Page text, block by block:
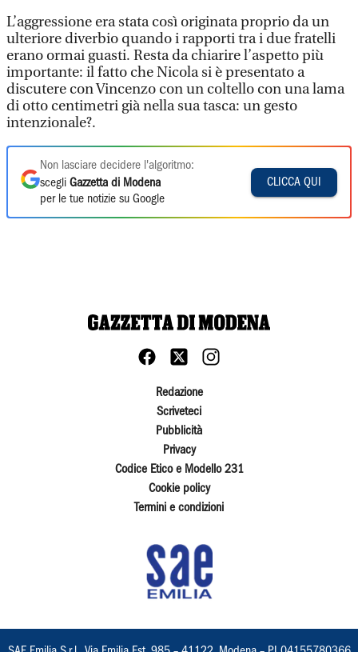
L’aggressione era stata così originata proprio da un
ulteriore diverbio quando i rapporti tra i due fratelli
erano ormai guasti. Resta da chiarire l’aspetto più
importante: il fatto che Nicola si è presentato a
discutere con Vincenzo con un coltello con una lama
di otto centimetri già nella sua tasca: un gesto
intenzionale?.
Non lasciare decidere l'algoritmo:
scegli Gazzetta di Modena
per le tue notizie su Google
CLICCA QUI
Redazione
Scriveteci
Pubblicità
Privacy
Codice Etico e Modello 231
Cookie policy
Termini e condizioni